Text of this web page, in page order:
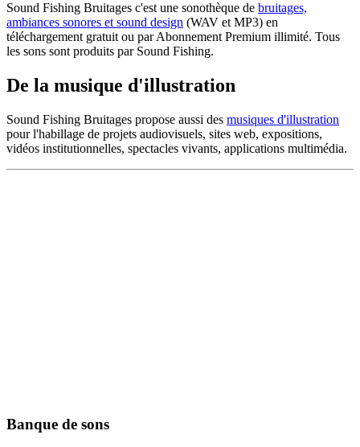
Sound Fishing Bruitages c'est une sonothèque de bruitages,
ambiances sonores et sound design (WAV et MP3) en
téléchargement gratuit ou par Abonnement Premium illimité. Tous
les sons sont produits par Sound Fishing.
De la musique d'illustration
Sound Fishing Bruitages propose aussi des musiques d'illustration
pour l'habillage de projets audiovisuels, sites web, expositions,
vidéos institutionnelles, spectacles vivants, applications multimédia.
Banque de sons